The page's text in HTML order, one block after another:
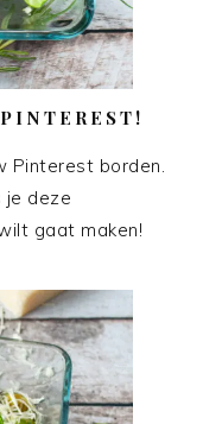
Pinterest borden.
je deze
gaat maken!